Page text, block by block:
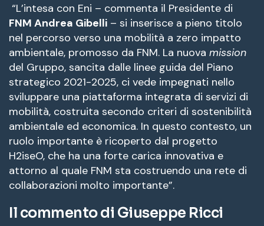
“L’intesa con Eni – commenta il Presidente di
FNM Andrea Gibelli – si inserisce a pieno titolo
nel percorso verso una mobilità a zero impatto
ambientale, promosso da FNM. La nuova mission
del Gruppo, sancita dalle linee guida del Piano
strategico 2021-2025, ci vede impegnati nello
sviluppare una piattaforma integrata di servizi di
mobilità, costruita secondo criteri di sostenibilità
ambientale ed economica. In questo contesto, un
ruolo importante è ricoperto dal progetto
H2iseO, che ha una forte carica innovativa e
attorno al quale FNM sta costruendo una rete di
collaborazioni molto importante”.
Il commento di Giuseppe Ricci